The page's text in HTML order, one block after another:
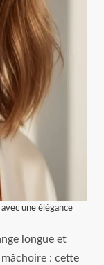
une élégance
longue et
: cette